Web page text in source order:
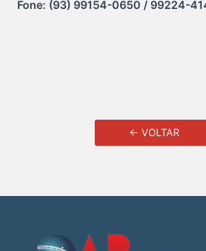
Fone: (93) 99154-0650 / 99224-
← VOLTAR